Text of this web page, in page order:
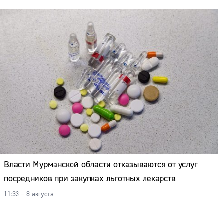
Власти Мурманской области отказываются от услуг
посредников при закупках льготных лекарств
11:33 – 8 августа